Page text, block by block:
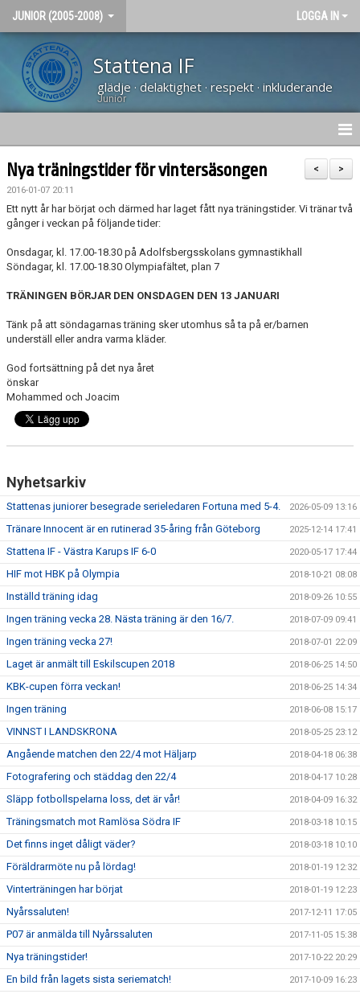
JUNIOR (2005-2008) LOGGA IN
Stattena IF
glädje · delaktighet · respekt · inkluderande
Junior
NYHETER
HEM
KALENDER
BILDGALLERI
KONTAKT
>
<
Nya träningstider för vintersäsongen
2016-01-07 20:11
Ett nytt år har börjat och därmed har laget fått nya träningstider. Vi tränar två
gånger i veckan på följande tider:
Onsdagar, kl. 17.00-18.30 på Adolfsbergsskolans gymnastikhall
Söndagar, kl. 17.00-18.30 Olympiafältet, plan 7
TRÄNINGEN BÖRJAR DEN ONSDAGEN DEN 13 JANUARI
Tänk på att söndagarnas träning sker utomhus så ta på er/barnen
underställ eller andra varma kläder.
God fortsättning på det nya året
önskar
Mohammed och Joacim
Nyhetsarkiv
Stattenas juniorer besegrade serieledaren Fortuna med 5-4. 2026-05-09 13:16
Tränare Innocent är en rutinerad 35-åring från Göteborg 2025-12-14 17:41
Stattena IF - Västra Karups IF 6-0 2020-05-17 17:44
HIF mot HBK på Olympia 2018-10-21 08:08
Inställd träning idag 2018-09-26 10:55
Ingen träning vecka 28. Nästa träning är den 16/7. 2018-07-09 09:41
Ingen träning vecka 27! 2018-07-01 22:09
Laget är anmält till Eskilscupen 2018 2018-06-25 14:50
KBK-cupen förra veckan! 2018-06-25 14:34
Ingen träning 2018-06-08 15:17
VINNST I LANDSKRONA 2018-05-25 23:12
Angående matchen den 22/4 mot Häljarp 2018-04-18 06:38
Fotografering och städdag den 22/4 2018-04-17 10:28
Släpp fotbollspelarna loss, det är vår! 2018-04-09 16:32
Träningsmatch mot Ramlösa Södra IF 2018-03-18 10:15
Det finns inget dåligt väder? 2018-03-18 10:10
Föräldrarmöte nu på lördag! 2018-01-19 12:32
Vinterträningen har börjat 2018-01-19 12:23
Nyårssaluten! 2017-12-11 17:05
P07 är anmälda till Nyårssaluten 2017-11-05 15:38
Nya träningstider! 2017-10-22 20:29
En bild från lagets sista seriematch! 2017-10-09 16:23